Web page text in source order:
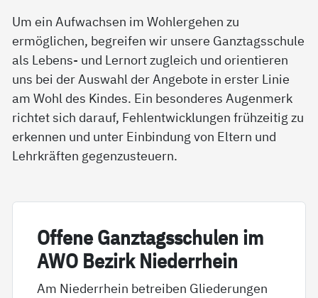
Um ein Aufwachsen im Wohlergehen zu
ermöglichen, begreifen wir unsere Ganztagsschule
als Lebens- und Lernort zugleich und orientieren
uns bei der Auswahl der Angebote in erster Linie
am Wohl des Kindes. Ein besonderes Augenmerk
richtet sich darauf, Fehlentwicklungen frühzeitig zu
erkennen und unter Einbindung von Eltern und
Lehrkräften gegenzusteuern.
Of­fe­ne Ganz­tags­schu­len im
AWO Be­zirk Nie­der­r­hein
Am Niederrhein betreiben Gliederungen